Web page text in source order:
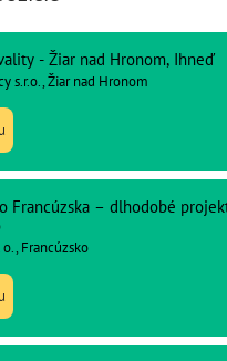
- Žiar nad Hronom, Ihneď
s.r.o., Žiar nad Hronom
Francúzska – dlhodobé
o., Francúzsko